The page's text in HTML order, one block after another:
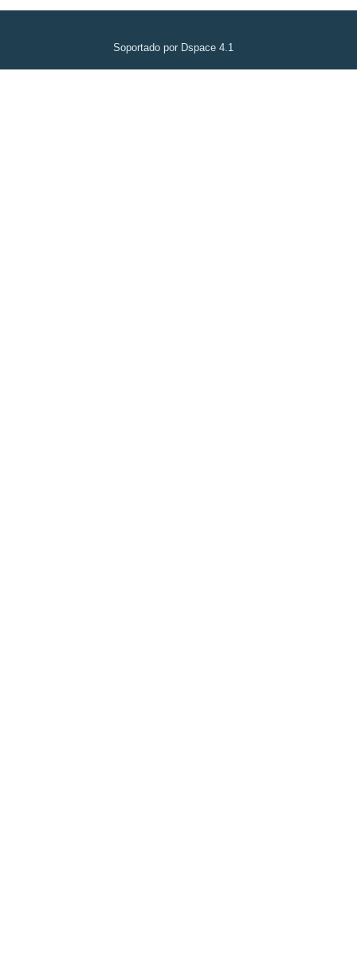
Soportado por Dspace 4.1